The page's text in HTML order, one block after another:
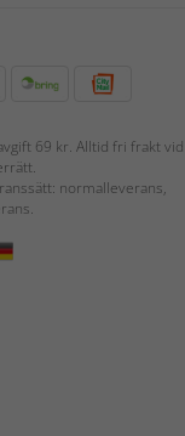
69 kr. Alltid fri frakt vid
normalleverans,